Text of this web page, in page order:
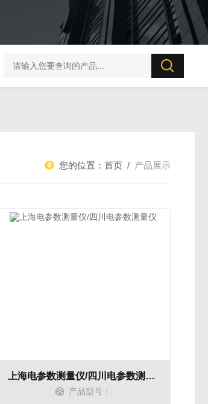
BZX-20S 变压器直流电阻测试仪 PC57直流电阻测量仪
您的位置： 首页 / 产品展示
上海电参数测量仪/四川电参数测量仪
产品型号：